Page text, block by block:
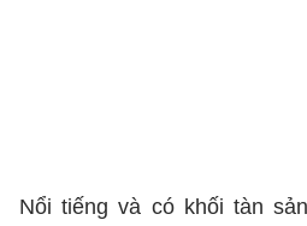
Nổi tiếng và có khối tàn